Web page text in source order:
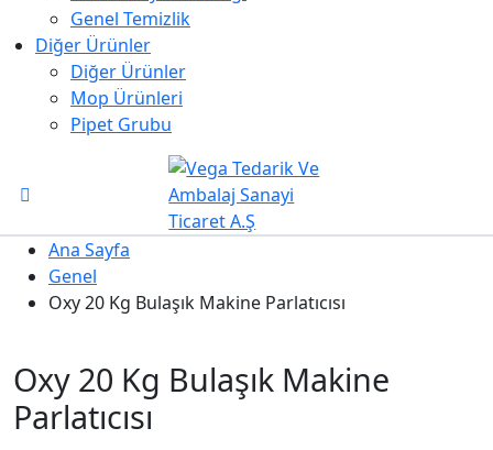
Genel Temizlik
Diğer Ürünler
Diğer Ürünler
Mop Ürünleri
Pipet Grubu
Ana Sayfa
Genel
Oxy 20 Kg Bulaşık Makine Parlatıcısı
Oxy 20 Kg Bulaşık Makine
Parlatıcısı